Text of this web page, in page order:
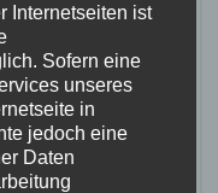
Internetseiten ist
Sofern eine
unseres
in
jedoch eine
Daten